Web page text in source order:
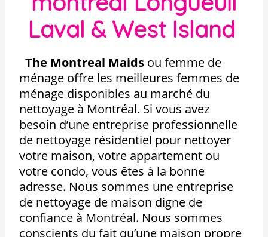
Laval & West Island
The Montreal Maids ou femme de
ménage offre les meilleures femmes de
ménage disponibles au marché du
nettoyage à Montréal. Si vous avez
besoin d’une entreprise professionnelle
de nettoyage résidentiel pour nettoyer
votre maison, votre appartement ou
votre condo, vous êtes à la bonne
adresse. Nous sommes une entreprise
de nettoyage de maison digne de
confiance à Montréal. Nous sommes
conscients du fait qu’une maison propre